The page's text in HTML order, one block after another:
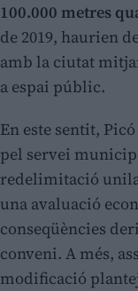
100.000 metres
de 2019, haurien
amb la ciutat
a espai públic.
En este sentit,
pel servei
redelimitació
una avaluació
conseqüències
conveni. A més,
modificació